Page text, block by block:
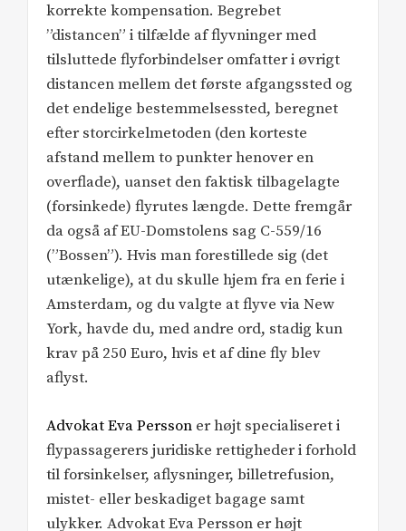
korrekte kompensation. Begrebet
”distancen” i tilfælde af flyvninger med
tilsluttede flyforbindelser omfatter i øvrigt
distancen mellem det første afgangssted og
det endelige bestemmelsessted, beregnet
efter storcirkelmetoden (den korteste
afstand mellem to punkter henover en
overflade), uanset den faktisk tilbagelagte
(forsinkede) flyrutes længde. Dette fremgår
da også af EU-Domstolens sag C-559/16
(”Bossen”). Hvis man forestillede sig (det
utænkelige), at du skulle hjem fra en ferie i
Amsterdam, og du valgte at flyve via New
York, havde du, med andre ord, stadig kun
krav på 250 Euro, hvis et af dine fly blev
aflyst.
Advokat Eva Persson er højt specialiseret i
flypassagerers juridiske rettigheder i forhold
til forsinkelser, aflysninger, billetrefusion,
mistet- eller beskadiget bagage samt
ulykker. Advokat Eva Persson er højt